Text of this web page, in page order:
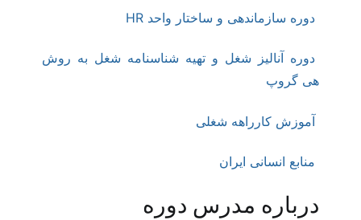
دوره سازماندهی و ساختار واحد HR
دوره آنالیز شغل و تهیه شناسنامه شغل به روش
هی گروپ
آموزش کارراهه شغلی
منابع انسانی ایران
درباره مدرس دوره